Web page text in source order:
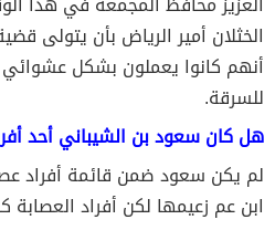
الخثلان أمير الرياض بأن يتولى
أنهم كانوا يعملون بشكل
للسرقة.
هل كان سعود بن الشيباني أحد
لم يكن سعود ضمن قائمة أفراد
ابن عم زعيمها لكن أفراد العصابة